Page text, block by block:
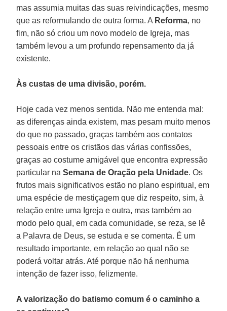
mas assumia muitas das suas reivindicações, mesmo
que as reformulando de outra forma. A Reforma, no
fim, não só criou um novo modelo de Igreja, mas
também levou a um profundo repensamento da já
existente.
Às custas de uma divisão, porém.
Hoje cada vez menos sentida. Não me entenda mal:
as diferenças ainda existem, mas pesam muito menos
do que no passado, graças também aos contatos
pessoais entre os cristãos das várias confissões,
graças ao costume amigável que encontra expressão
particular naSemana de Oração pela Unidade. Os
frutos mais significativos estão no plano espiritual, em
uma espécie de mestiçagem que diz respeito, sim, à
relação entre uma Igreja e outra, mas também ao
modo pelo qual, em cada comunidade, se reza, se lê
a Palavra de Deus, se estuda e se comenta. É um
resultado importante, em relação ao qual não se
poderá voltar atrás. Até porque não há nenhuma
intenção de fazer isso, felizmente.
A valorização do batismo comum é o caminho a